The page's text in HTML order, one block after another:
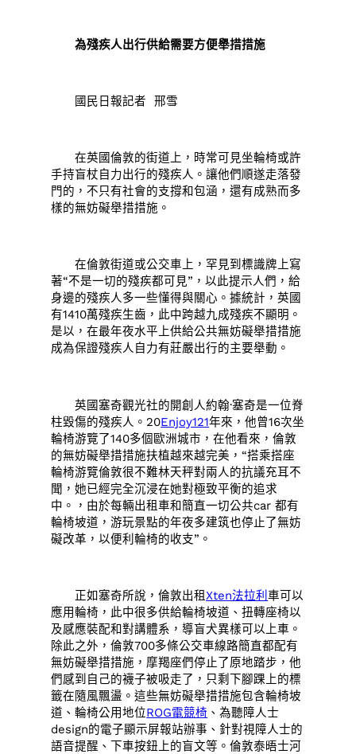
為殘疾人出行供給需要方便舉措措施
國民日報記者 邢雪
在英國倫敦的街道上，時常可見坐輪椅或許
手持盲杖自力出行的殘疾人。讓他們順遂走落發
門的，不只有社會的支撐和包涵，還有成熟而多
樣的無妨礙舉措措施。
在倫敦街道或公交車上，罕見到標識牌上寫
著“不是一切的殘疾都可見”，以此提示人們，給
身邊的殘疾人多一些懂得與關心。據統計，英國
有1410萬殘疾生齒，此中跨越九成殘疾不顯明。
是以，在最年夜水平上供給公共無妨礙舉措措施
成為保證殘疾人自力有莊嚴出行的主要舉動。
英國塞奇觀光社的開創人約翰·塞奇是一位脊
柱毀傷的殘疾人。20Enjoy121年來，他曾16次坐
輪椅游覽了140多個歐洲城市，在他看來，倫敦
的無妨礙舉措措施扶植越來越完美，“搭乘搭座
輪椅游覽倫敦很不難林天秤對兩人的抗議充耳不
聞，她已經完全沉浸在她對極致平衡的追求
中。，由於每輛出租車和簡直一切公共car 都有
輪椅坡道，游玩景點的年夜多建筑也停止了無妨
礙改革，以便利輪椅的收支”。
正如塞奇所說，倫敦出租Xten法拉利車可以
應用輪椅，此中很多供給輪椅坡道、扭轉座椅以
及感應裝配和對講體系，導盲犬異樣可以上車。
除此之外，倫敦700多條公交車線路簡直都配有
無妨礙舉措措施，摩羯座們停止了原地踏步，他
們感到自己的襪子被吸走了，只剩下腳踝上的標
籤在隨風飄盪。這些無妨礙舉措措施包含輪椅坡
道、輪椅公用地位ROG電競椅 、為聽障人士
design的電子顯示屏報站辦事、針對視障人士的
語音提醒、下車按鈕上的盲文等。倫敦泰晤士河